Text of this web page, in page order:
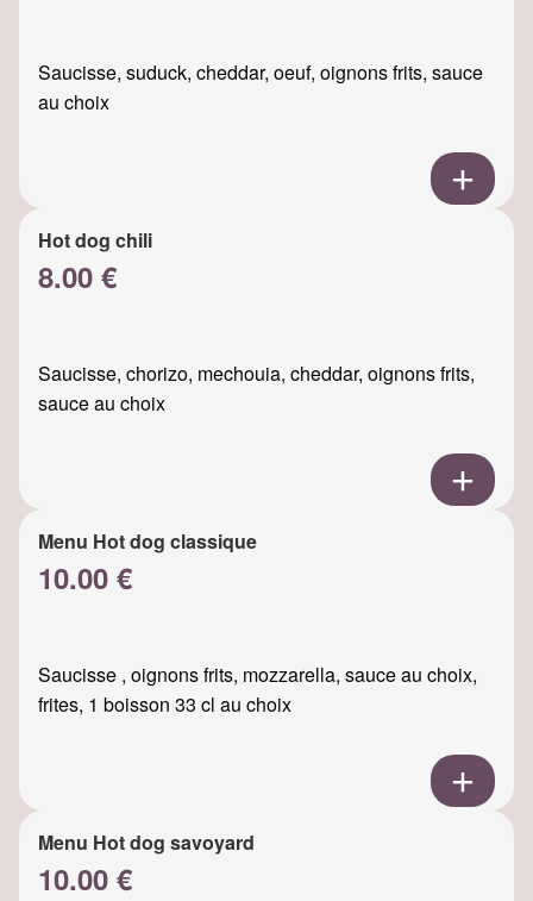
Saucisse, suduck, cheddar, oeuf, oignons frits, sauce
au choix
Hot dog chili
8.00 €
Saucisse, chorizo, mechouia, cheddar, oignons frits,
sauce au choix
Menu Hot dog classique
10.00 €
Saucisse , oignons frits, mozzarella, sauce au choix,
frites, 1 boisson 33 cl au choix
Menu Hot dog savoyard
10.00 €